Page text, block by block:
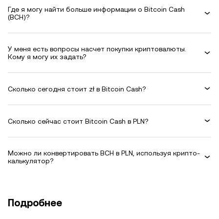
Где я могу найти больше информации о Bitcoin Cash
(BCH)?
У меня есть вопросы насчет покупки криптовалюты.
Кому я могу их задать?
Сколько сегодня стоит zł в Bitcoin Cash?
Сколько сейчас стоит Bitcoin Cash в PLN?
Можно ли конвертировать BCH в PLN, используя крипто-
калькулятор?
Подробнее